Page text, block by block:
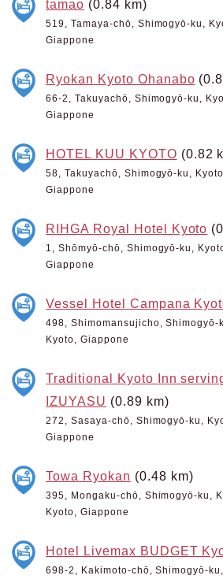
tamao (0.84 km)
519, Tamaya-chō, Shimogyō-ku,
Giappone
Ryokan Kyoto Ohanabo
66-2, Takuyachō, Shimogyō-ku,
Giappone
HOTEL KUU KYOTO (0.82
58, Takuyachō, Shimogyō-ku,
Giappone
RIHGA Royal Hotel Kyoto
1, Shōmyō-chō, Shimogyō-ku,
Giappone
Vessel Hotel Campana
498, Shimomansujicho, Shimogyō-
Kyoto, Giappone
Traditional Kyoto Inn
IZUYASU (0.89 km)
272, Sasaya-chō, Shimogyō-ku,
Giappone
Towa Ryokan (0.48 km)
395, Mongaku-chō, Shimogyō-ku,
Kyoto, Giappone
Hotel Livemax BUDGET
698-2, Kakimoto-chō, Shimogyō-